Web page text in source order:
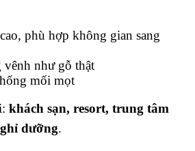
phù hợp không gian sang
như gỗ thật
mối mọt
khách sạn, resort, trung tâm
dưỡng.